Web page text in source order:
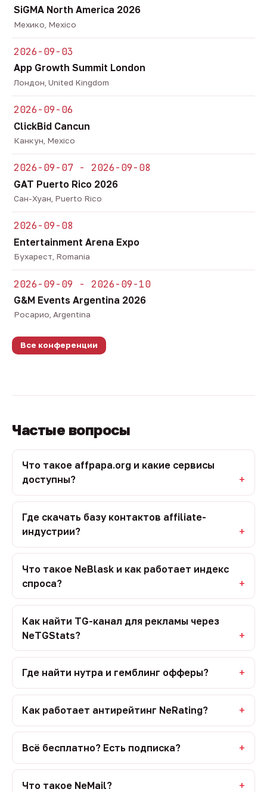
SiGMA North America 2026
Мехико, Mexico
2026-09-03
App Growth Summit London
Лондон, United Kingdom
2026-09-06
ClickBid Cancun
Канкун, Mexico
2026-09-07 - 2026-09-08
GAT Puerto Rico 2026
Сан-Хуан, Puerto Rico
2026-09-08
Entertainment Arena Expo
Бухарест, Romania
2026-09-09 - 2026-09-10
G&M Events Argentina 2026
Росарио, Argentina
Все конференции
Частые вопросы
Что такое affpapa.org и какие сервисы
доступны?
Где скачать базу контактов affiliate-
индустрии?
Что такое NeBlask и как работает индекс
спроса?
Как найти TG-канал для рекламы через
NeTGStats?
Где найти нутра и гемблинг офферы?
Как работает антирейтинг NeRating?
Всё бесплатно? Есть подписка?
Что такое NeMail?